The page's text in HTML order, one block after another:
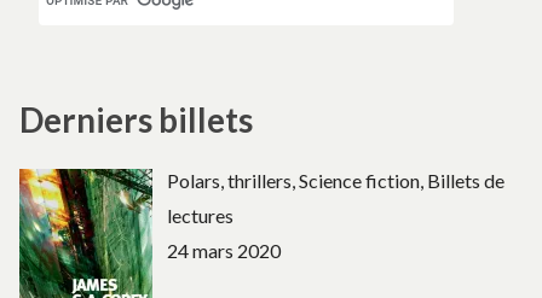
Derniers billets
Polars, thrillers, Science fiction, Billets de
lectures
24 mars 2020